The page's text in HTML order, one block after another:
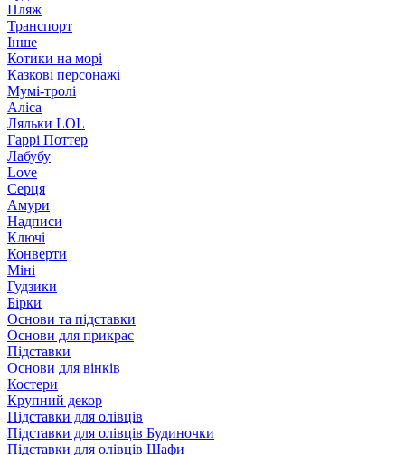
Пляж
Транспорт
Інше
Котики на морі
Казкові персонажі
Мумі-тролі
Аліса
Ляльки LOL
Гаррі Поттер
Лабубу
Love
Серця
Амури
Надписи
Ключі
Конверти
Міні
Гудзики
Бірки
Основи та підставки
Основи для прикрас
Підставки
Основи для вінків
Костери
Крупний декор
Підставки для олівців
Підставки для олівців Будиночки
Підставки для олівців Шафи